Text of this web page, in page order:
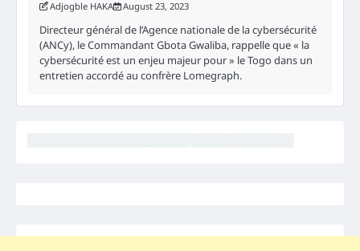
Adjogble HAKA August 23, 2023
Directeur général de l’Agence nationale de la cybersécurité
(ANCy), le Commandant Gbota Gwaliba, rappelle que « la
cybersécurité est un enjeu majeur pour » le Togo dans un
entretien accordé au confrère Lomegraph.